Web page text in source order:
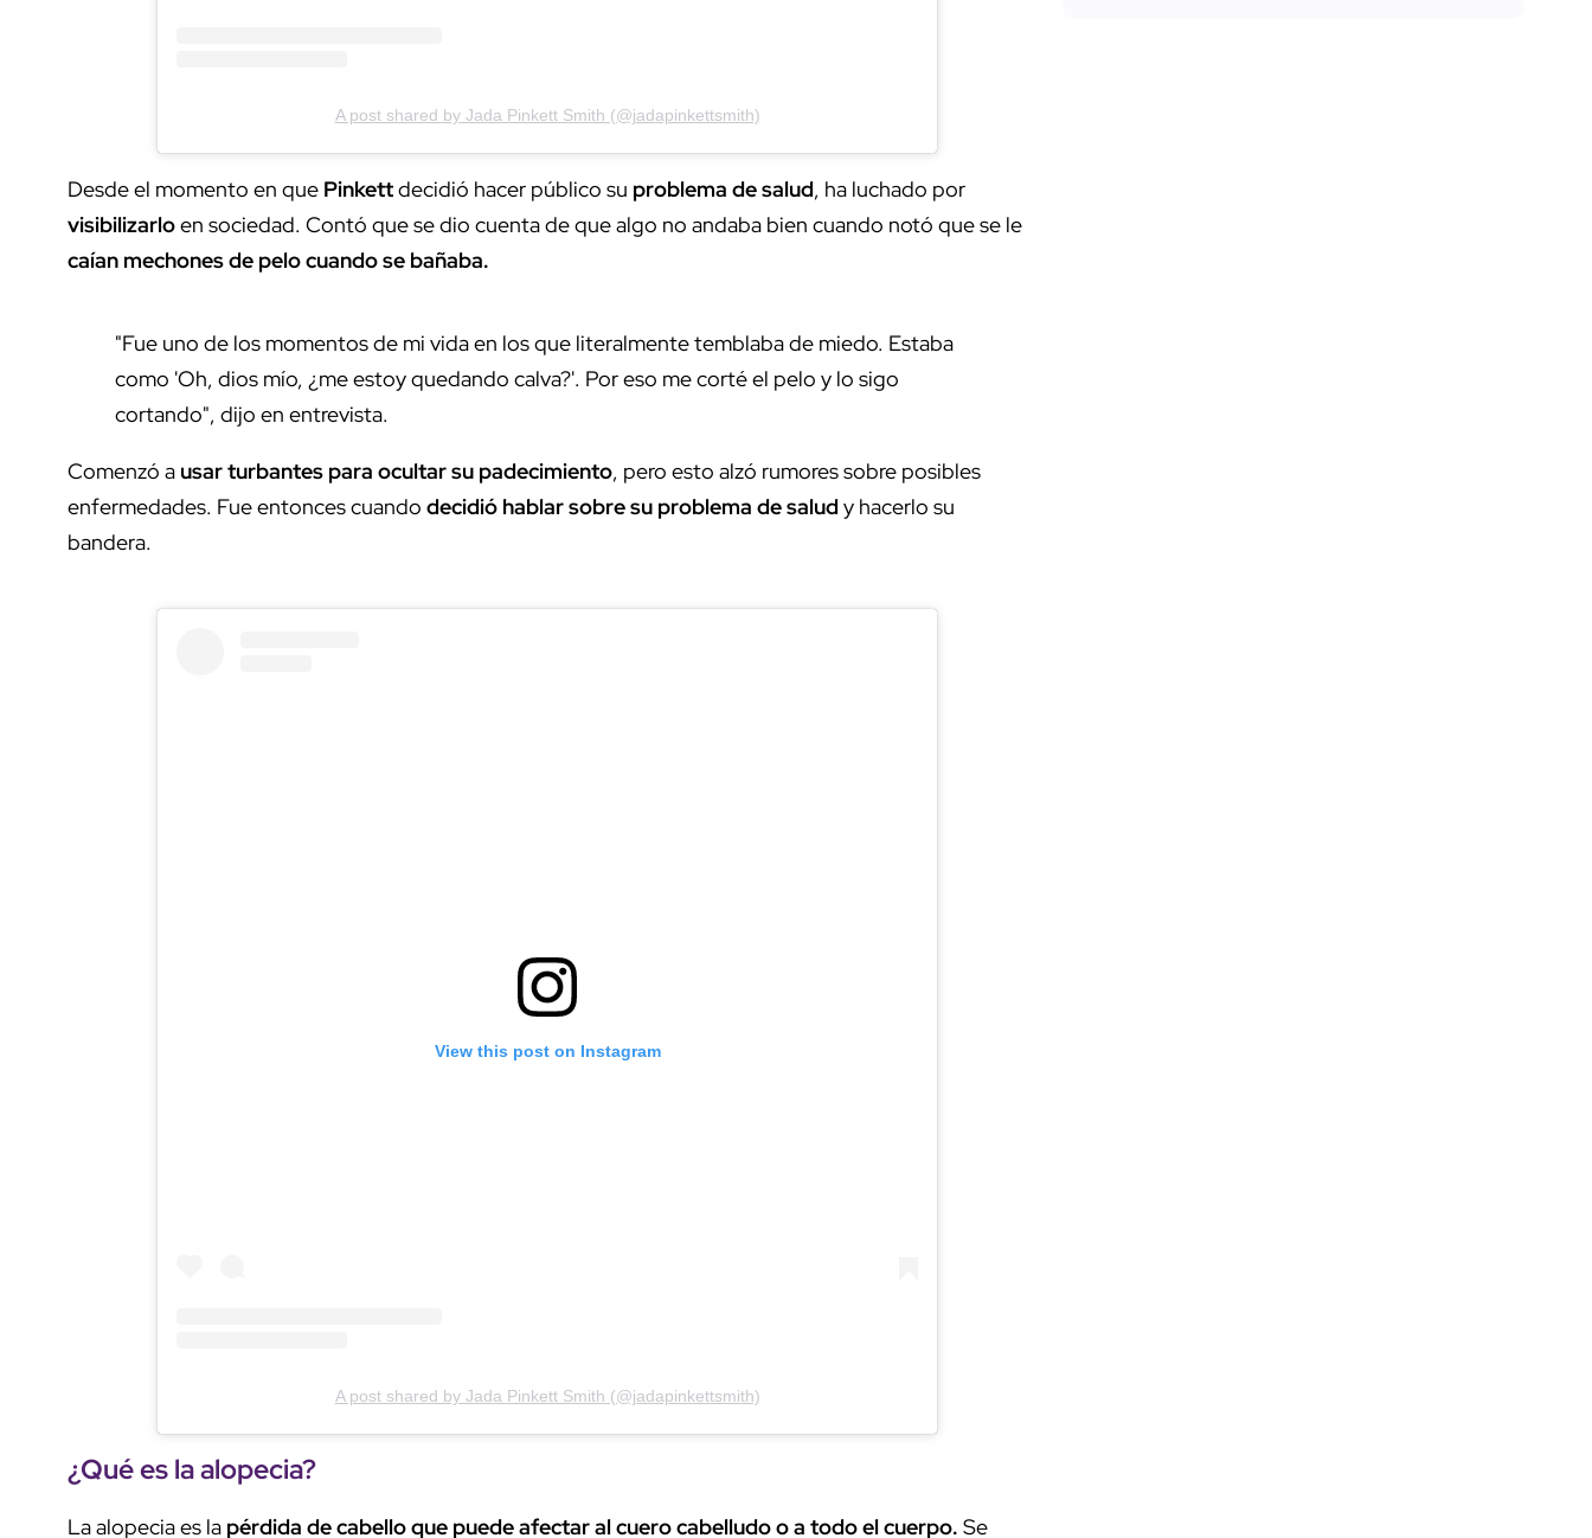
A post shared by Jada Pinkett Smith (@jadapinkettsmith)
Desde el momento en que Pinkettdecidió hacer público su problema de salud, ha luchado por
visibilizarloen sociedad. Contó que se dio cuenta de que algo no andaba bien cuando notó que se le
caían mechones de pelo cuando se bañaba.
"Fue uno de los momentos de mi vida en los que literalmente temblaba de miedo. Estaba
como 'Oh, dios mío, ¿me estoy quedando calva?'. Por eso me corté el pelo y lo sigo
cortando", dijo en entrevista.
Comenzó a usar turbantes para ocultar su padecimiento, pero esto alzó rumores sobre posibles
enfermedades. Fue entonces cuando decidió hablar sobre su problema de saludy hacerlo su
bandera.
View this post on Instagram
A post shared by Jada Pinkett Smith (@jadapinkettsmith)
¿Qué es la alopecia?
La alopecia es la pérdida de cabello que puede afectar al cuero cabelludo o a todo el cuerpo. Se